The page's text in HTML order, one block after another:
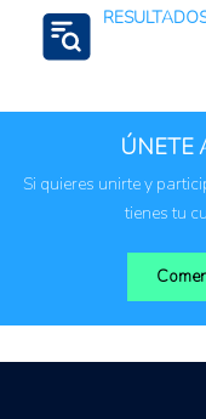
Apoyos a la
tecnológico
Resiliencia al
ÚNETE
Si quieres unirte y
tienes tu